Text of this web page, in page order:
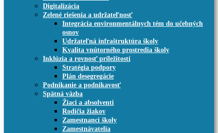
Digitalizácia
Zelené riešenia a udržateľnosť
Integrácia environmentálnych tém do učebných
osnov
Udržateľná infraštruktúra školy
Kvalita vnútorného prostredia školy
Inklúzia a rovnosť príležitostí
Stratégia podpory
Plán desegregácie
Podnikanie a podnikavosť
Spätná väzba
Žiaci a absolventi
Rodičia žiakov
Zamestnanci školy
Zamestnávatelia